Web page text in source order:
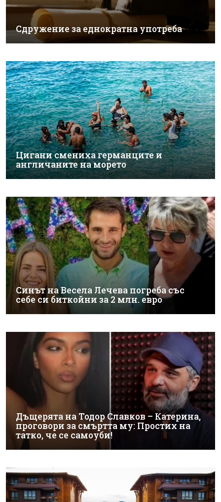
Сдружение за еднократна употреба
Цигани смениха германците и
англичаните на морето
Синът на Весела Лечева погреба със
себе си биткойни за 2 млн. евро
Дъщерята на Тодор Славков – Катерина,
проговори за смъртта му: Простих на
татко, че се самоуби!